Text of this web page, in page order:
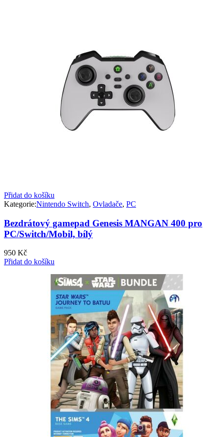
Přidat do košíku
Kategorie:Nintendo Switch, Ovladače, PC
Bezdrátový gamepad Genesis MANGAN 400 pro
PC/Switch/Mobil, bílý
950 Kč
Přidat do košíku